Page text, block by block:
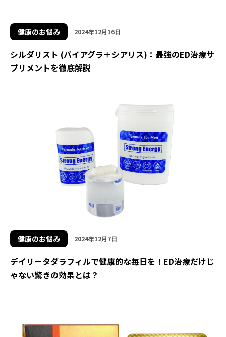
健康のお悩み 2024年12月16日
シルダリスト (バイアグラ＋シアリス)：最強のED治療サ
プリメントを徹底解説
健康のお悩み 2024年12月7日
デイリータダラフィルで健康的な毎日を！ED治療だけじ
ゃない驚きの効果とは？